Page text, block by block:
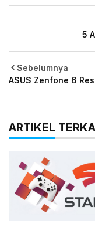
Sebelumnya
ASUS Zenfone 6
5
ARTIKEL